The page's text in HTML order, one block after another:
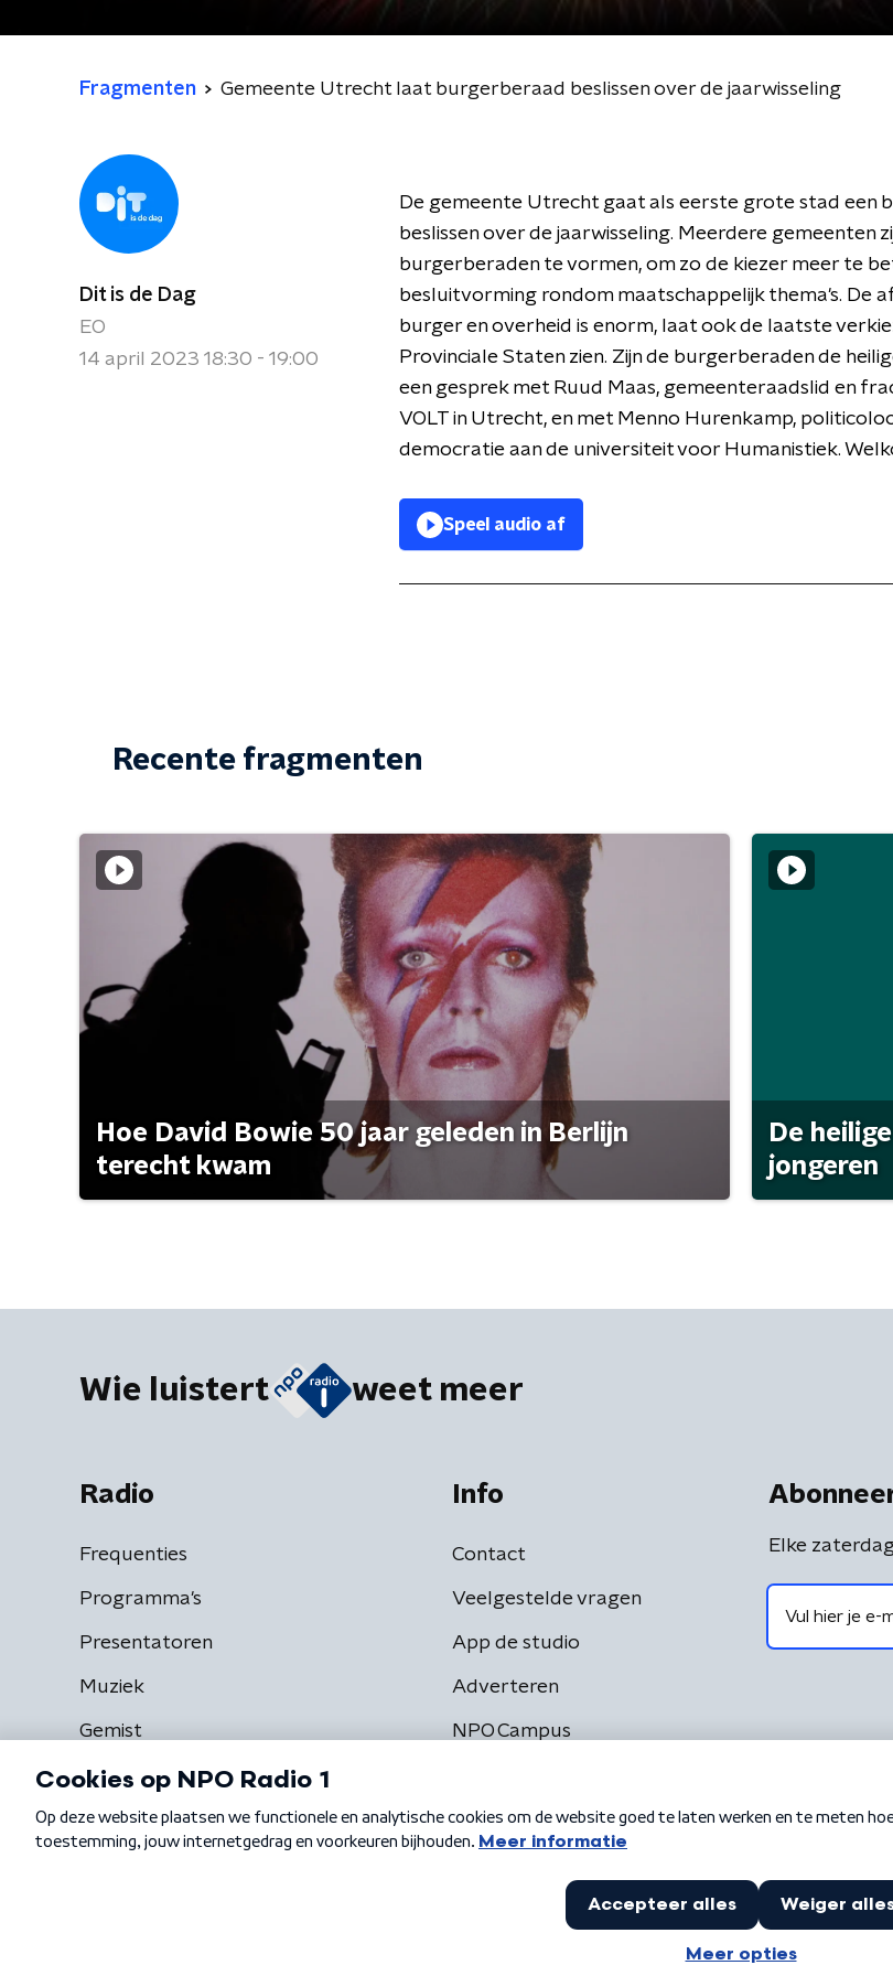
Fragmenten Gemeente Utrecht laat burgerberaad beslissen over de jaarwisseling
Dit is de Dag
EO
14 april 2023 18:30 - 19:00
De gemeente Utrecht gaat als eerste grote stad een
beslissen over de jaarwisseling. Meerdere gemeenten
burgerberaden te vormen, om zo de kiezer meer te
besluitvorming rondom maatschappelijk thema's. De
burger en overheid is enorm, laat ook de laatste
Provinciale Staten zien. Zijn de burgerberaden de
een gesprek met Ruud Maas, gemeenteraadslid en
VOLT in Utrecht, en met Menno Hurenkamp,
democratie aan de universiteit voor Humanistiek.
Speel audio af
Recente fragmenten
Hoe David Bowie 50 jaar geleden in Berlijn
terecht kwam
De
jongeren
Wie luistert weet meer
Radio
Frequenties
Programma's
Presentatoren
Muziek
Gemist
Info
Contact
Veelgestelde vragen
App de studio
Adverteren
NPO Campus
Elke
Algemene voorwaarden Privacybeleid